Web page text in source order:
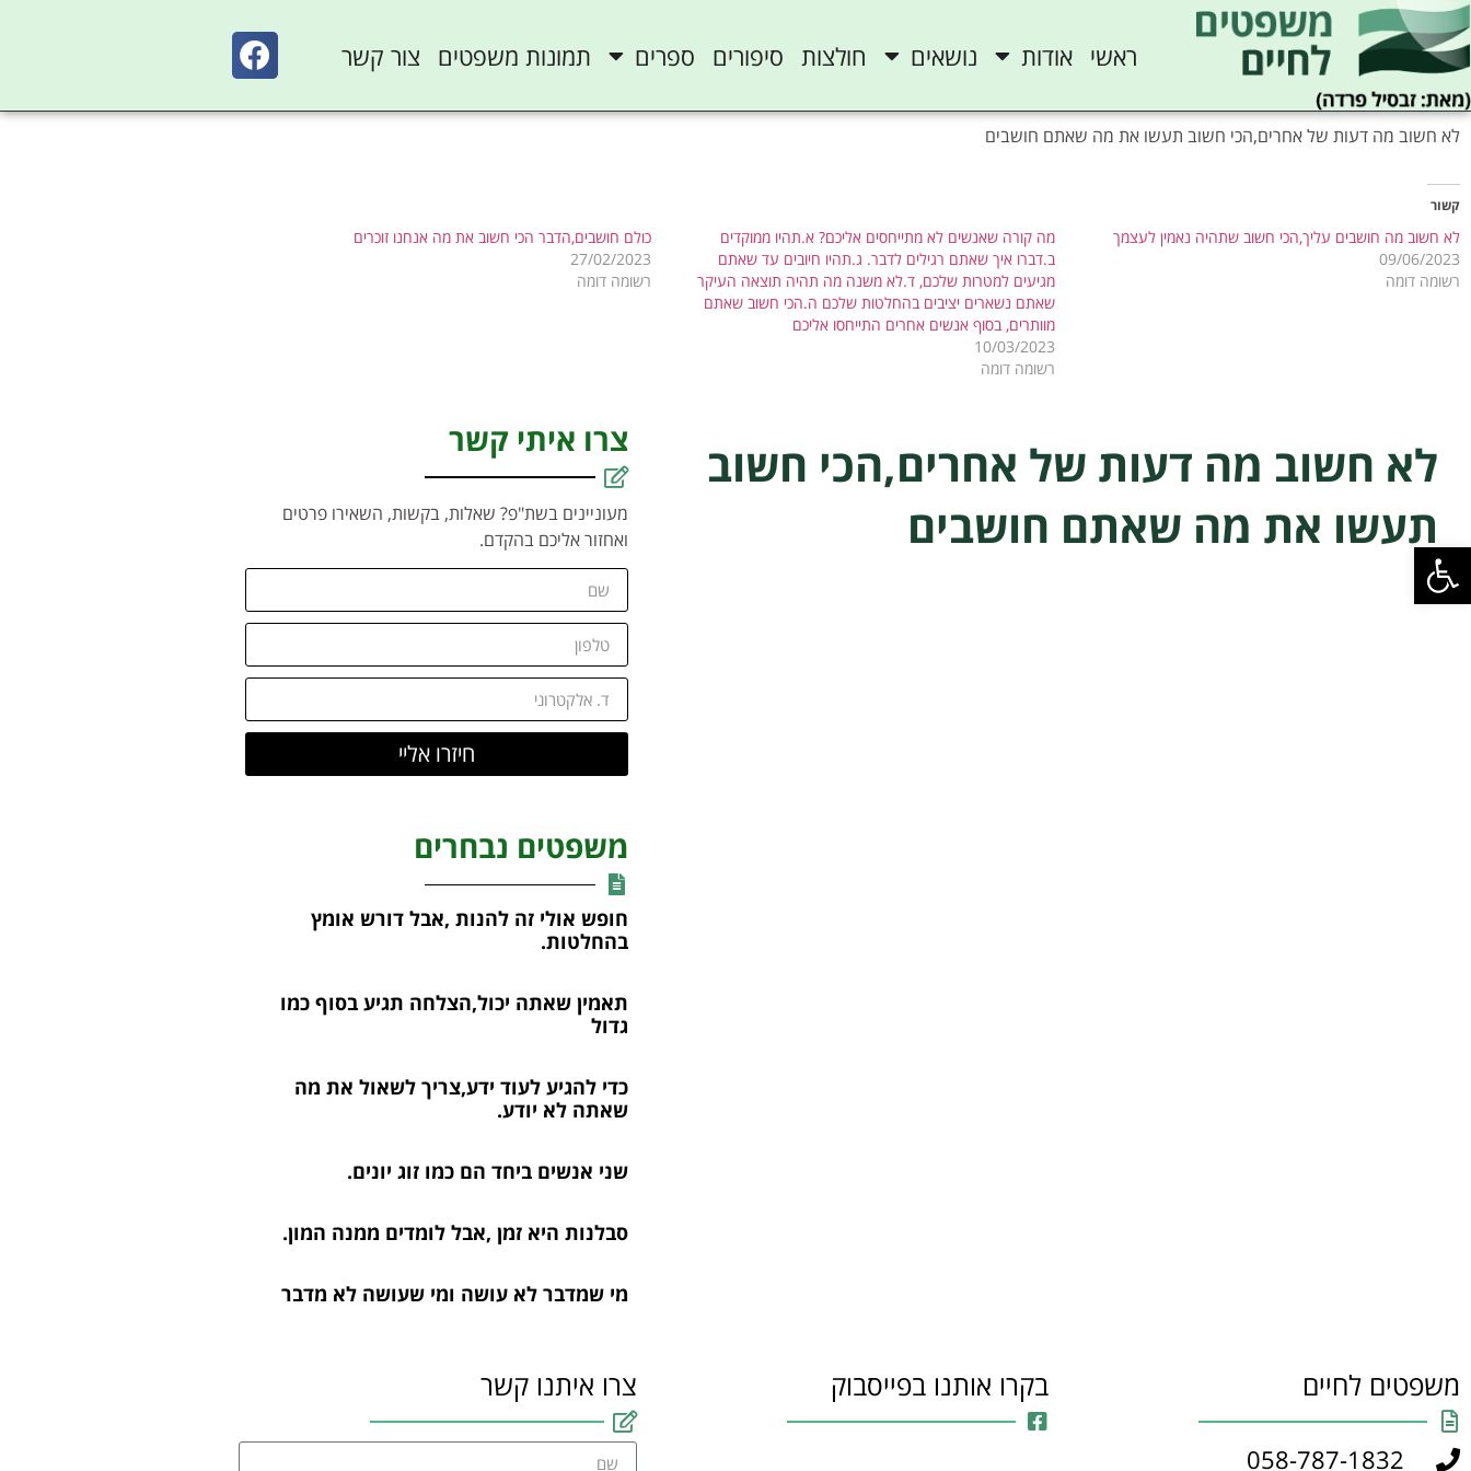
פתח סרגל נגישות
ראשי אודות נושאים חולצות סיפורים ספרים תמונות משפטים צור קשר
לא חשוב מה דעות של אחרים,הכי חשוב תעשו את מה שאתם חושבים
קשור
לא חשוב מה חושבים עליך,הכי חשוב שתהיה נאמין לעצמך
09/06/2023
רשומה דומה
מה קורה שאנשים לא מתייחסים אליכם? א.תהיו ממוקדים
ב.דברו איך שאתם רגילים לדבר. ג.תהיו חיובים עד שאתם
מגיעים למטרות שלכם, ד.לא משנה מה תהיה תוצאה העיקר
שאתם נשארים יציבים בהחלטות שלכם ה.הכי חשוב שאתם
מוותרים, בסוף אנשים אחרים התייחסו אליכם
10/03/2023
רשומה דומה
כולם חושבים,הדבר הכי חשוב את מה אנחנו זוכרים
27/02/2023
רשומה דומה
לא חשוב מה דעות של אחרים,הכי חשוב
תעשו את מה שאתם חושבים
צרו איתי קשר
מעוניינים בשת"פ? שאלות, בקשות, השאירו פרטים
ואחזור אליכם בהקדם.
חיזרו אליי
משפטים נבחרים
חופש אולי זה להנות ,אבל דורש אומץ
בהחלטות.
תאמין שאתה יכול,הצלחה תגיע בסוף כמו
גדול
כדי להגיע לעוד ידע,צריך לשאול את מה
שאתה לא יודע.
שני אנשים ביחד הם כמו זוג יונים.
סבלנות היא זמן ,אבל לומדים ממנה המון.
מי שמדבר לא עושה ומי שעושה לא מדבר
משפטים לחיים
058-787-1832
בקרו אותנו בפייסבוק צרו איתנו קשר